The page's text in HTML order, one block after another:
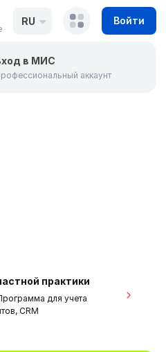
RU Войти
в МИС
аккаунт
практики
для учета
CRM